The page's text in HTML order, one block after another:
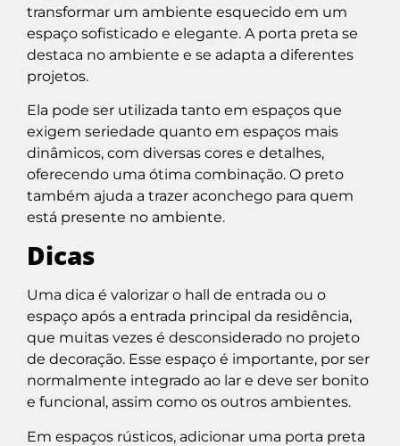
transformar um ambiente esquecido em um
espaço sofisticado e elegante. A porta preta se
destaca no ambiente e se adapta a diferentes
projetos.
Ela pode ser utilizada tanto em espaços que
exigem seriedade quanto em espaços mais
dinâmicos, com diversas cores e detalhes,
oferecendo uma ótima combinação. O preto
também ajuda a trazer aconchego para quem
está presente no ambiente.
Dicas
Uma dica é valorizar o hall de entrada ou o
espaço após a entrada principal da residência,
que muitas vezes é desconsiderado no projeto
de decoração. Esse espaço é importante, por ser
normalmente integrado ao lar e deve ser bonito
e funcional, assim como os outros ambientes.
Em espaços rústicos, adicionar uma porta preta